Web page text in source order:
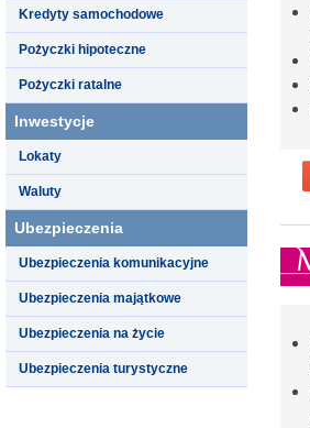
Kredyty samochodowe
Pożyczki hipoteczne
Pożyczki ratalne
Inwestycje
Lokaty
Waluty
Ubezpieczenia
Ubezpieczenia komunikacyjne
Ubezpieczenia majątkowe
Ubezpieczenia na życie
Ubezpieczenia turystyczne